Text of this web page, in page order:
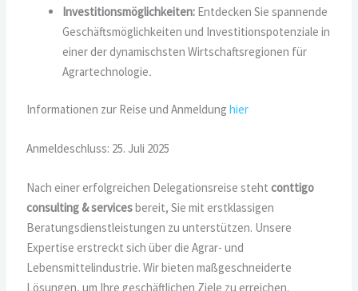
Investitionsmöglichkeiten: Entdecken Sie spannende
Geschäftsmöglichkeiten und Investitionspotenziale in
einer der dynamischsten Wirtschaftsregionen für
Agrartechnologie.
Informationen zur Reise und Anmeldunghier
Anmeldeschluss: 25. Juli 2025
Nach einer erfolgreichen Delegationsreise stehtconttigo
consulting & servicesbereit, Sie mit erstklassigen
Beratungsdienstleistungen zu unterstützen. Unsere
Expertise erstreckt sich über die Agrar- und
Lebensmittelindustrie. Wir bieten maßgeschneiderte
Lösungen, um Ihre geschäftlichen Ziele zu erreichen.